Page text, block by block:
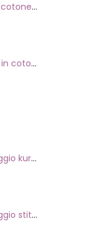
Maglia uomo nottingham in caldo cotone scollo a v manica lunga
3 pezzi Fantasmino unisex diadora in cotone mercerizzato tg dalla 35 alla 46
Set asilo 3 pezzi bambina personaggio kuromi
Set 5 pezzi asilo bambina personaggio stitch angel